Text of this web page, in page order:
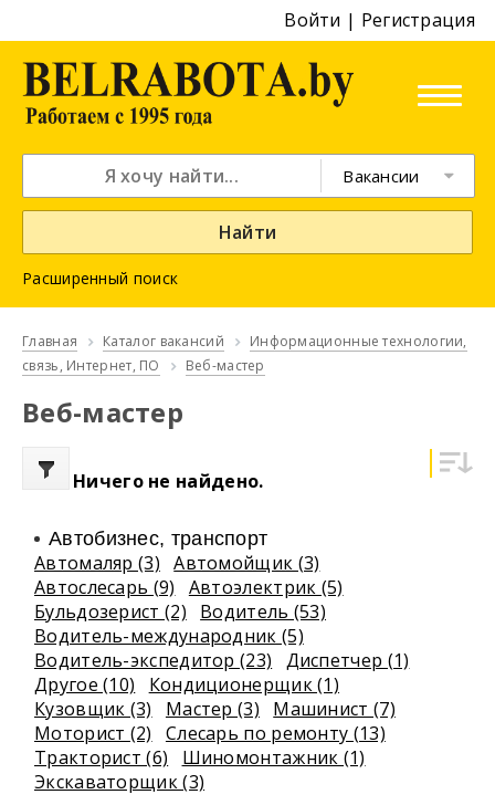
Войти | Регистрация
Вакансии
Найти
Расширенный поиск
Главная Каталог вакансий
Информационные технологии,
связь, Интернет, ПО
Веб-мастер
Веб-мастер
Ничего не найдено.
Автобизнес, транспорт
Автомаляр (3)
Автомойщик (3)
Автослесарь (9)
Автоэлектрик (5)
Бульдозерист (2)
Водитель (53)
Водитель-международник (5)
Водитель-экспедитор (23)
Диспетчер (1)
Другое (10)
Кондиционерщик (1)
Кузовщик (3)
Мастер (3)
Машинист (7)
Моторист (2)
Слесарь по ремонту (13)
Тракторист (6)
Шиномонтажник (1)
Экскаваторщик (3)